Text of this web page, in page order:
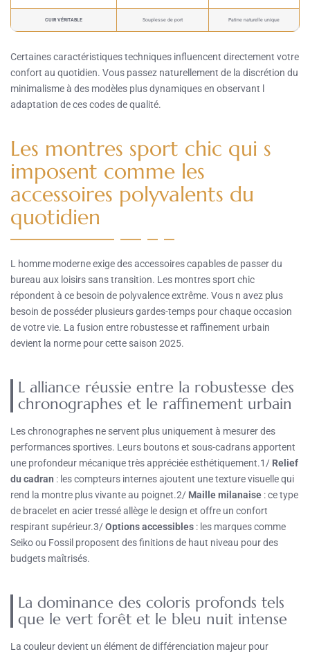
CUIR VÉRITABLE Souplesse de port Patine naturelle unique
Certaines caractéristiques techniques influencent directement votre
confort au quotidien. Vous passez naturellement de la discrétion du
minimalisme à des modèles plus dynamiques en observant l
adaptation de ces codes de qualité.
Les montres sport chic qui s
imposent comme les
accessoires polyvalents du
quotidien
L homme moderne exige des accessoires capables de passer du
bureau aux loisirs sans transition. Les montres sport chic
répondent à ce besoin de polyvalence extrême. Vous n avez plus
besoin de posséder plusieurs gardes-temps pour chaque occasion
de votre vie. La fusion entre robustesse et raffinement urbain
devient la norme pour cette saison 2025.
L alliance réussie entre la robustesse des
chronographes et le raffinement urbain
Les chronographes ne servent plus uniquement à mesurer des
performances sportives. Leurs boutons et sous-cadrans apportent
une profondeur mécanique très appréciée esthétiquement.1/ Relief
du cadran : les compteurs internes ajoutent une texture visuelle qui
rend la montre plus vivante au poignet.2/ Maille milanaise : ce type
de bracelet en acier tressé allège le design et offre un confort
respirant supérieur.3/Options accessibles : les marques comme
Seiko ou Fossil proposent des finitions de haut niveau pour des
budgets maîtrisés.
La dominance des coloris profonds tels
que le vert forêt et le bleu nuit intense
La couleur devient un élément de différenciation majeur pour